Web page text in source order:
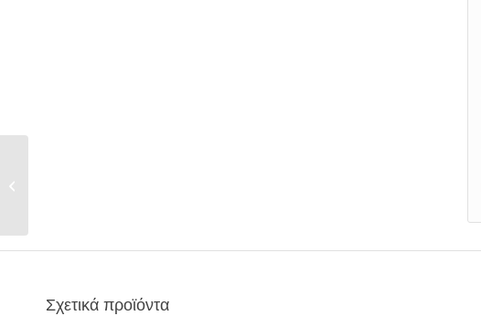
Σχετικά προϊόντα